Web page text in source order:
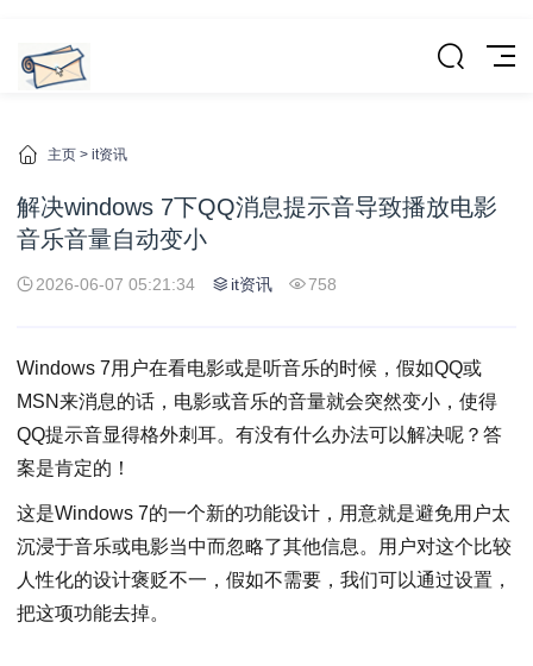
主页 > it资讯
解决windows 7下QQ消息提示音导致播放电影
音乐音量自动变小
2026-06-07 05:21:34 it资讯 758
Windows 7用户在看电影或是听音乐的时候，假如QQ或
MSN来消息的话，电影或音乐的音量就会突然变小，使得
QQ提示音显得格外刺耳。有没有什么办法可以解决呢？答
案是肯定的！
这是Windows 7的一个新的功能设计，用意就是避免用户太
沉浸于音乐或电影当中而忽略了其他信息。用户对这个比较
人性化的设计褒贬不一，假如不需要，我们可以通过设置，
把这项功能去掉。